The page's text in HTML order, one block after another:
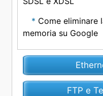
Come eliminare
memoria su Google
FTP e